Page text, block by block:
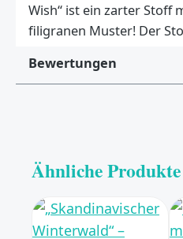
Wish“ ist ein zarter Stoff
filigranen Muster! Der
Bewertungen
Ähnliche Produkte